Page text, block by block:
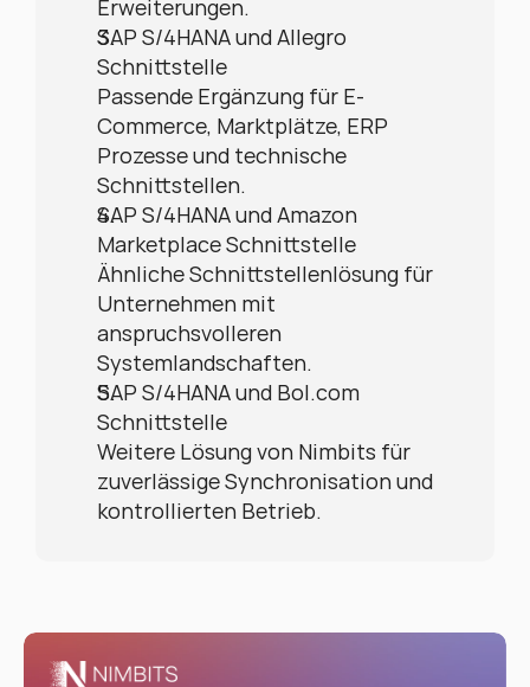
Erweiterungen.
SAP S/4HANA und Allegro
Schnittstelle
Passende Ergänzung für E-
Commerce, Marktplätze, ERP
Prozesse und technische
Schnittstellen.
SAP S/4HANA und Amazon
Marketplace Schnittstelle
Ähnliche Schnittstellenlösung für
Unternehmen mit
anspruchsvolleren
Systemlandschaften.
SAP S/4HANA und Bol.com
Schnittstelle
Weitere Lösung von Nimbits für
zuverlässige Synchronisation und
kontrollierten Betrieb.